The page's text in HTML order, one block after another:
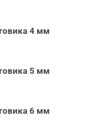
4 мм
5 мм
6 мм